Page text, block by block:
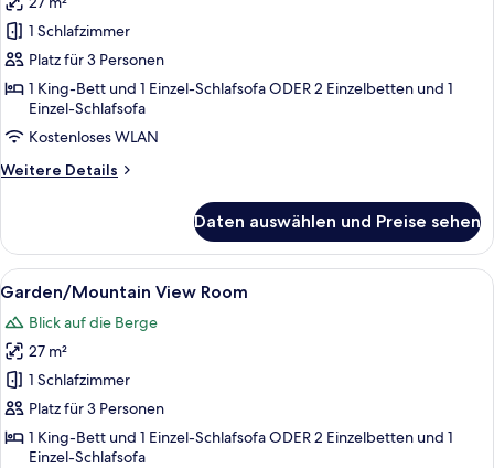
für
Pool-
Front
Bungalow
anzeigen
1 Schlafzimmer
Platz für 3 Personen
1 King-Bett und 1 Einzel-Schlafsofa ODER 2 Einzelbetten und 1
Einzel-Schlafsofa
Kostenloses WLAN
Weitere Details
Weitere
Front
Bungalow
Daten auswählen und Preise sehen
Alle
Fotos
für
Garden/Mountain
View
Room
anzeigen
Garden/Mountain View Room |
7
Garden/Mountain View Room
Blick auf die Berge
27 m²
1 Schlafzimmer
Platz für 3 Personen
1 King-Bett und 1 Einzel-Schlafsofa ODER 2 Einzelbetten und 1
Einzel-Schlafsofa